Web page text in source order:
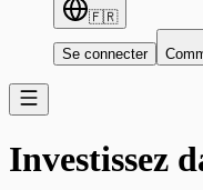
🇫🇷
Se connecter
Investissez